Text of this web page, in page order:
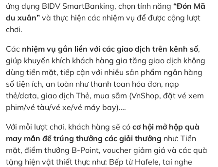
ứng dụng BIDV SmartBanking, chọn tính năng “Đón Mã
du xuân” và thực hiện các nhiệm vụ để được cộng lượt
chơi.
Các nhiệm vụ gắn liền với các giao dịch trên kênh số,
giúp khuyến khích khách hàng gia tăng giao dịch không
dùng tiền mặt, tiếp cận với nhiều sản phẩm ngân hàng
số tiện ích, an toàn như thanh toan hóa đơn, nạp
thẻ/data, giao dịch Thẻ, mua sắm (VnShop, đặt vé xem
phim/vé tàu/vé xe/vé máy bay)….
Với mỗi lượt chơi, khách hàng sẽ có cơ hội mở hộp quà
may mắn để trúng thưởng các giải thưởng như: Tiền
mặt, điểm thưởng B-Point, voucher giảm giá và các quà
tặng hiện vật thiết thực như: Bếp từ Hafele, tai nghe